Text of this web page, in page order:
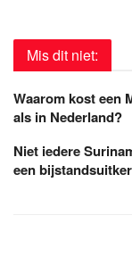
Mis dit niet:
Waarom kost een
als in Nederland?
Niet iedere
een